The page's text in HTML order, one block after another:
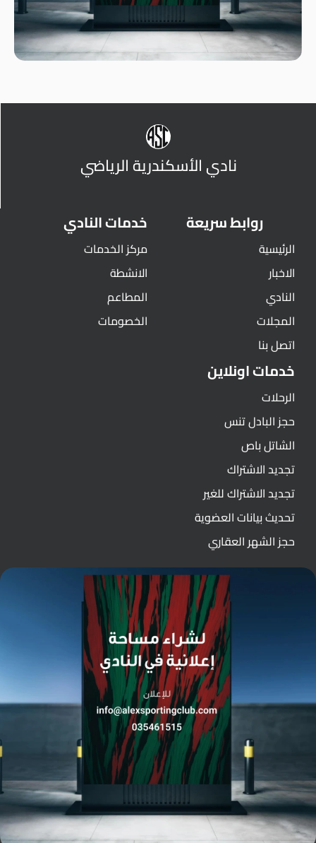
نادي الأسكندرية الرياضي
روابط سريعة
الرئيسية
الاخبار
النادي
المجلات
اتصل بنا
خدمات النادي
مركز الخدمات
الانشطة
المطاعم
الخصومات
خدمات اونلاين
الرحلات
حجز البادل تنس
الشاتل باص
تجديد الاشتراك
تجديد الاشتراك للغير
تحديث بيانات العضوية
حجز الشهر العقاري